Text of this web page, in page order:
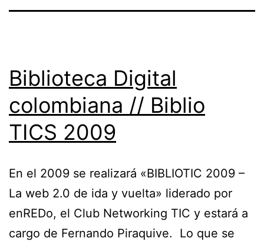
Biblioteca Digital
colombiana // Biblio
TICS 2009
En el 2009 se realizará «BIBLIOTIC 2009 –
La web 2.0 de ida y vuelta» liderado por
enREDo, el Club Networking TIC y estará a
cargo de Fernando Piraquive. Lo que se